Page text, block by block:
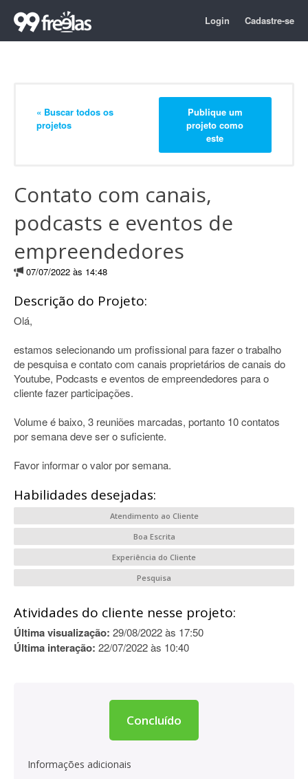
Login Cadastre-se
« Buscar todos os
projetos
Publique um
projeto como
este
Contato com canais,
podcasts e eventos de
empreendedores
07/07/2022 às 14:48
Descrição do Projeto:
Olá,
estamos selecionando um profissional para fazer o trabalho
de pesquisa e contato com canais proprietários de canais do
Youtube, Podcasts e eventos de empreendedores para o
cliente fazer participações.
Volume é baixo, 3 reuniões marcadas, portanto 10 contatos
por semana deve ser o suficiente.
Favor informar o valor por semana.
Habilidades desejadas:
Atendimento ao Cliente
Boa Escrita
Experiência do Cliente
Pesquisa
Atividades do cliente nesse projeto:
Última visualização: 29/08/2022 às 17:50
Última interação: 22/07/2022 às 10:40
Concluído
Informações adicionais